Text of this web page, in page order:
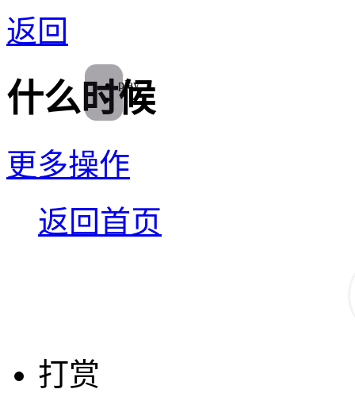
返回
什么时候
更多操作
返回首页
打赏
play